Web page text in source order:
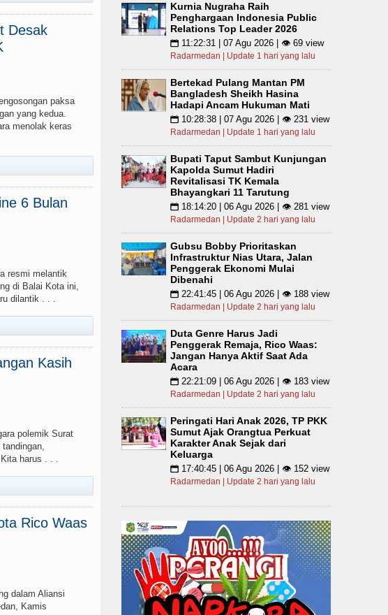
Desak
paksa
yang kedua.
menolak keras
6 Bulan
resmi melantik
di Balai Kota ini,
dilantik . . .
Kasih
polemik Surat
harus . . .
Rico Waas
dalam Aliansi
Kamis
Kurnia Nugraha Raih
Penghargaan Indonesia Public
Relations Top Leader 2026
📅 11:22:31 | 07 Agu 2026 | 👁 69 view
Radarmedan | Update 1 hari yang lalu
Bertekad Pulang Mantan PM
Bangladesh Sheikh Hasina
Hadapi Ancam Hukuman Mati
📅 10:28:38 | 07 Agu 2026 | 👁 231 view
Radarmedan | Update 1 hari yang lalu
Bupati Taput Sambut Kunjungan
Kapolda Sumut Hadiri
Revitalisasi TK Kemala
Bhayangkari 11 Tarutung
📅 18:14:20 | 06 Agu 2026 | 👁 281 view
Radarmedan | Update 2 hari yang lalu
Gubsu Bobby Prioritaskan
Infrastruktur Nias Utara, Jalan
Penggerak Ekonomi Mulai
Dibenahi
📅 22:41:45 | 06 Agu 2026 | 👁 188 view
Radarmedan | Update 2 hari yang lalu
Duta Genre Harus Jadi
Penggerak Remaja, Rico Waas:
Jangan Hanya Aktif Saat Ada
Acara
📅 22:21:09 | 06 Agu 2026 | 👁 183 view
Radarmedan | Update 2 hari yang lalu
Peringati Hari Anak 2026, TP PKK
Sumut Ajak Orangtua Perkuat
Karakter Anak Sejak dari
Keluarga
📅 17:40:45 | 06 Agu 2026 | 👁 152 view
Radarmedan | Update 2 hari yang lalu